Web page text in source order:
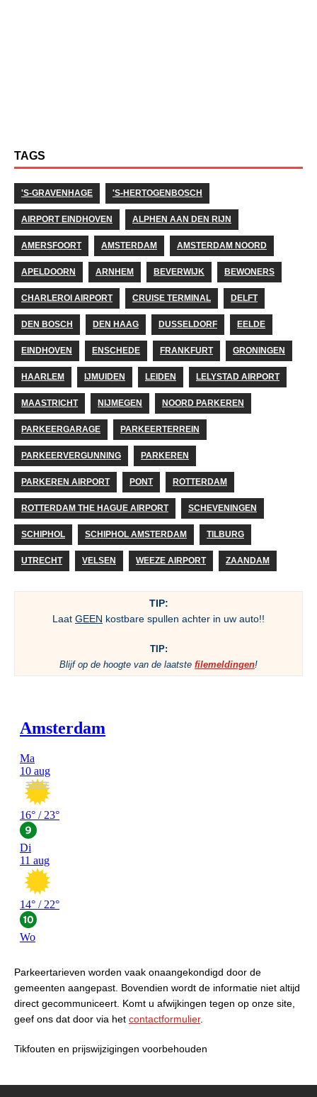
TAGS
'S-GRAVENHAGE 'S-HERTOGENBOSCH
AIRPORT EINDHOVEN ALPHEN AAN DEN RIJN
AMERSFOORT AMSTERDAM AMSTERDAM NOORD
APELDOORN ARNHEM BEVERWIJK BEWONERS
CHARLEROI AIRPORT CRUISE TERMINAL DELFT
DEN BOSCH DEN HAAG DUSSELDORF EELDE
EINDHOVEN ENSCHEDE FRANKFURT GRONINGEN
HAARLEM IJMUIDEN LEIDEN LELYSTAD AIRPORT
MAASTRICHT NIJMEGEN NOORD PARKEREN
PARKEERGARAGE PARKEERTERREIN
PARKEERVERGUNNING PARKEREN
PARKEREN AIRPORT PONT ROTTERDAM
ROTTERDAM THE HAGUE AIRPORT SCHEVENINGEN
SCHIPHOL SCHIPHOL AMSTERDAM TILBURG
UTRECHT VELSEN WEEZE AIRPORT ZAANDAM
TIP:
Laat GEEN kostbare spullen achter in uw auto!!
TIP:
Blijf op de hoogte van de laatste filemeldingen!
Parkeertarieven worden vaak onaangekondigd door de
gemeenten aangepast. Bovendien wordt de informatie niet altijd
direct gecommuniceert. Komt u afwijkingen tegen op onze site,
geef ons dat door via het contactformulier.
Tikfouten en prijswijzigingen voorbehouden